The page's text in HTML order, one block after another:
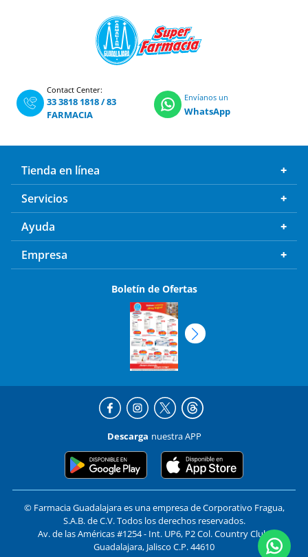
Contact Center:
33 3818 1818/83
FARMACIA
Envíanos un
WhatsApp
Tienda en línea
Servicios
Ayuda
Empresa
Boletín de Ofertas
Descarga nuestra APP
© Farmacia Guadalajara es una empresa de Corporativo Fragua,
S.A.B. de C.V. Todos los derechos reservados.
Av. de las Américas #1254 - Int. UP6, P2 Col. Country Club,
Guadalajara, Jalisco C.P. 44610